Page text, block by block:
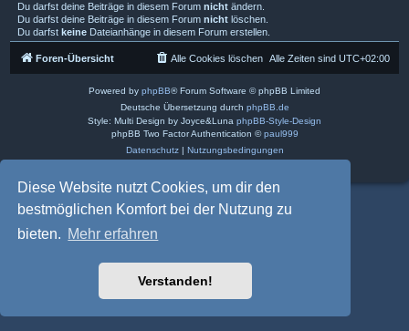
Diese Website nutzt Cookies, um dir den
bestmöglichen Komfort bei der Nutzung zu
bieten. Mehr erfahren
Verstanden!
Du darfst deine Beiträge in diesem Forum nicht ändern.
Du darfst deine Beiträge in diesem Forum nicht löschen.
Du darfst keine Dateianhänge in diesem Forum erstellen.
Foren-Übersicht Alle Zeiten sind UTC+02:00
Alle Cookies löschen
Powered by phpBB® Forum Software © phpBB Limited
Deutsche Übersetzung durch phpBB.de
Style: Multi Design by Joyce&Luna phpBB-Style-Design
phpBB Two Factor Authentication ©paul999
Datenschutz| Nutzungsbedingungen